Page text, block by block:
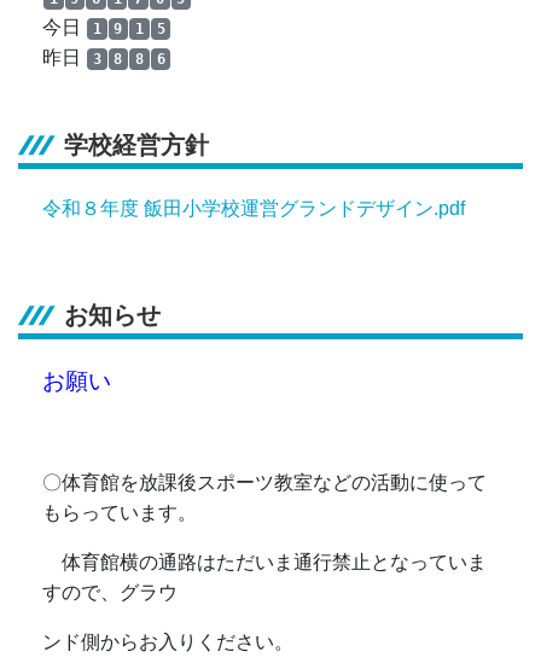
今日 1 9 1 5
昨日 3 8 8 6
学校経営方針
令和８年度 飯田小学校運営グランドデザイン.pdf
お知らせ
お願い
〇体育館を放課後スポーツ教室などの活動に使って
もらっています。
体育館横の通路はただいま通行禁止となっていま
すので、グラウ
ンド側からお入りください。